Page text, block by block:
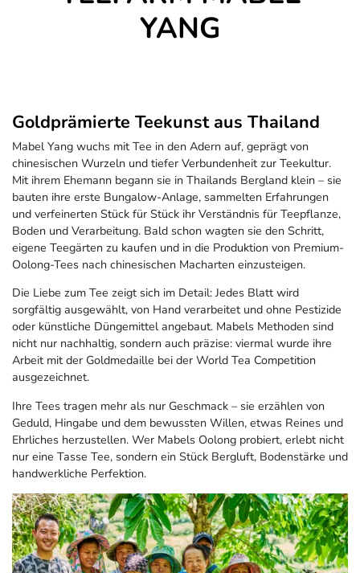
YANG
Goldprämierte Teekunst aus Thailand
Mabel Yang wuchs mit Tee in den Adern auf, geprägt von
chinesischen Wurzeln und tiefer Verbundenheit zur Teekultur.
Mit ihrem Ehemann begann sie in Thailands Bergland klein – sie
bauten ihre erste Bungalow-Anlage, sammelten Erfahrungen
und verfeinerten Stück für Stück ihr Verständnis für Teepflanze,
Boden und Verarbeitung. Bald schon wagten sie den Schritt,
eigene Teegärten zu kaufen und in die Produktion von Premium-
Oolong-Tees nach chinesischen Macharten einzusteigen.
Die Liebe zum Tee zeigt sich im Detail: Jedes Blatt wird
sorgfältig ausgewählt, von Hand verarbeitet und ohne Pestizide
oder künstliche Düngemittel angebaut. Mabels Methoden sind
nicht nur nachhaltig, sondern auch präzise: viermal wurde ihre
Arbeit mit der Goldmedaille bei der World Tea Competition
ausgezeichnet.
Ihre Tees tragen mehr als nur Geschmack – sie erzählen von
Geduld, Hingabe und dem bewussten Willen, etwas Reines und
Ehrliches herzustellen. Wer Mabels Oolong probiert, erlebt nicht
nur eine Tasse Tee, sondern ein Stück Bergluft, Bodenstärke und
handwerkliche Perfektion.